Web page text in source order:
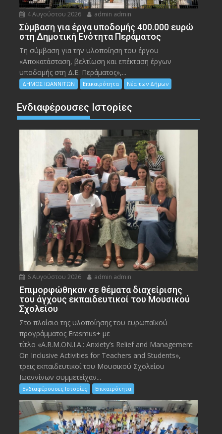
4 Αυγούστου 2026 admin admin
Σύμβαση για έργα υποδομής 400.000 ευρώ
στη Δημοτική Ενότητα Περάματος
Τη σύμβαση για την υλοποίηση του έργου
«Αποκατάσταση, βελτίωση και επέκταση έργων
υποδομής στη Δ.Ε. Περάματος»,...
ΔΗΜΟΣ ΙΩΑΝΝΙΤΩΝ Επικαιρότητα Νέα των Δήμων
Ενδιαφέρουσες Ιστορίες
6 Αυγούστου 2026 admin admin
Eπιμορφώθηκαν σε θέματα διαχείρισης
του άγχους εκπαιδευτικοί του Μουσικού
Σχολείου
Στο πλαίσιο της υλοποίησης του ευρωπαϊκού
προγράμματος Erasmus+ με
τίτλο «A.R.M.ON.I.A.: Anxiety’s Relief and Management
On Inclusive Activities for Teachers and Students»,
τρεις εκπαιδευτικοί του Μουσικού Σχολείου
Ιωαννίνων συμμετείχαν...
Ενδιαφέρουσες Ιστορίες Επικαιρότητα